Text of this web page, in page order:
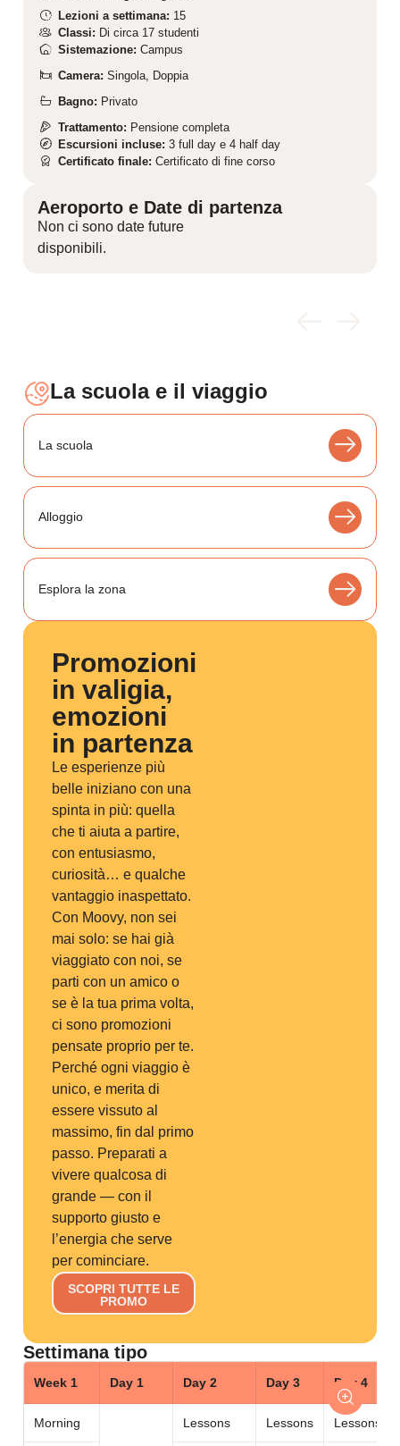
Lezioni a settimana: 15
Classi: Di circa 17 studenti
Sistemazione: Campus
Camera: Singola, Doppia
Bagno: Privato
Trattamento: Pensione completa
Escursioni incluse: 3 full day e 4 half day
Certificato finale: Certificato di fine corso
Aeroporto e Date di partenza
Non ci sono date future
disponibili.
La scuola e il viaggio
La scuola
Alloggio
Esplora la zona
Promozioni
in valigia,
emozioni
in partenza
Le esperienze più
belle iniziano con una
spinta in più: quella
che ti aiuta a partire,
con entusiasmo,
curiosità… e qualche
vantaggio inaspettato.
Con Moovy, non sei
mai solo: se hai già
viaggiato con noi, se
parti con un amico o
se è la tua prima volta,
ci sono promozioni
pensate proprio per te.
Perché ogni viaggio è
unico, e merita di
essere vissuto al
massimo, fin dal primo
passo. Preparati a
vivere qualcosa di
grande — con il
supporto giusto e
l’energia che serve
per cominciare.
SCOPRI TUTTE LE
PROMO
Settimana tipo
Week 1 Day 1 Day 2 Day 3 Day 4
Morning Lessons Lessons Lessons